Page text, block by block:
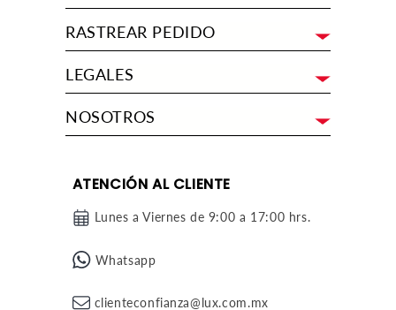
RASTREAR PEDIDO
LEGALES
NOSOTROS
ATENCIÓN AL CLIENTE
Lunes a Viernes de 9:00 a 17:00 hrs.
Whatsapp
clienteconfianza@lux.com.mx